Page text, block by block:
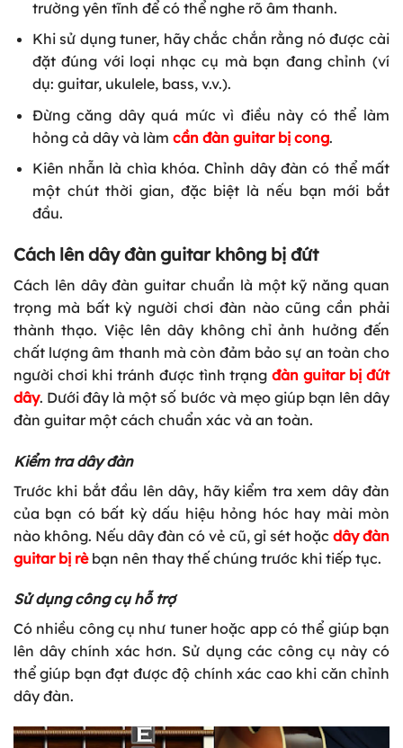
trường yên tĩnh để có thể nghe rõ âm thanh.
Khi sử dụng tuner, hãy chắc chắn rằng nó được cài
đặt đúng với loại nhạc cụ mà bạn đang chỉnh (ví
dụ: guitar, ukulele, bass, v.v.).
Đừng căng dây quá mức vì điều này có thể làm
hỏng cả dây và làm cần đàn guitar bị cong.
Kiên nhẫn là chìa khóa. Chỉnh dây đàn có thể mất
một chút thời gian, đặc biệt là nếu bạn mới bắt
đầu.
Cách lên dây đàn guitar không bị đứt
Cách lên dây đàn guitar chuẩn là một kỹ năng quan
trọng mà bất kỳ người chơi đàn nào cũng cần phải
thành thạo. Việc lên dây không chỉ ảnh hưởng đến
chất lượng âm thanh mà còn đảm bảo sự an toàn cho
người chơi khi tránh được tình trạngđàn guitar bị đứt
dây. Dưới đây là một số bước và mẹo giúp bạn lên dây
đàn guitar một cách chuẩn xác và an toàn.
Kiểm tra dây đàn
Trước khi bắt đầu lên dây, hãy kiểm tra xem dây đàn
của bạn có bất kỳ dấu hiệu hỏng hóc hay mài mòn
nào không. Nếu dây đàn có vẻ cũ, gỉ sét hoặc dây đàn
guitar bị rèbạn nên thay thế chúng trước khi tiếp tục.
Sử dụng công cụ hỗ trợ
Có nhiều công cụ như tuner hoặc app có thể giúp bạn
lên dây chính xác hơn. Sử dụng các công cụ này có
thể giúp bạn đạt được độ chính xác cao khi căn chỉnh
dây đàn.